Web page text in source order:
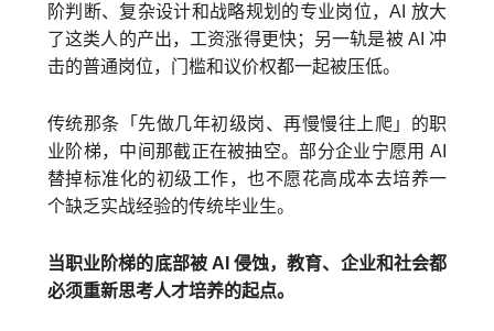
阶判断、复杂设计和战略规划的专业岗位，AI 放大
了这类人的产出，工资涨得更快；另一轨是被 AI 冲
击的普通岗位，门槛和议价权都一起被压低。
传统那条「先做几年初级岗、再慢慢往上爬」的职
业阶梯，中间那截正在被抽空。部分企业宁愿用 AI
替掉标准化的初级工作，也不愿花高成本去培养一
个缺乏实战经验的传统毕业生。
当职业阶梯的底部被 AI 侵蚀，教育、企业和社会都
必须重新思考人才培养的起点。